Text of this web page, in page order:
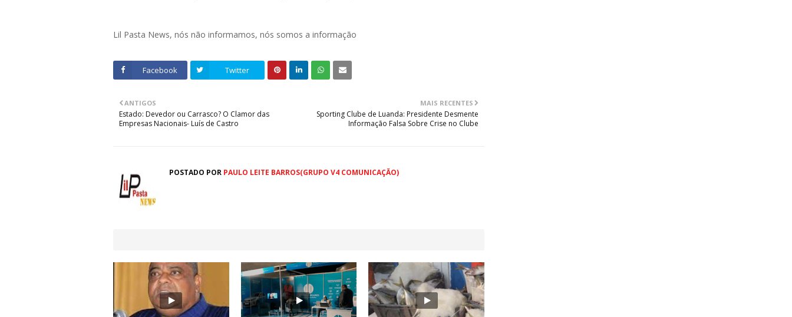
Lil Pasta News, nós não informamos, nós somos a informação
Facebook Twitter
MAIS RECENTES
Sporting Clube de Luanda: Presidente Desmente
Informação Falsa Sobre Crise no Clube
ANTIGOS
Estado: Devedor ou Carrasco? O Clamor das
Empresas Nacionais- Luís de Castro
POSTADO POR PAULO LEITE BARROS(GRUPO V4 COMUNICAÇÃO)